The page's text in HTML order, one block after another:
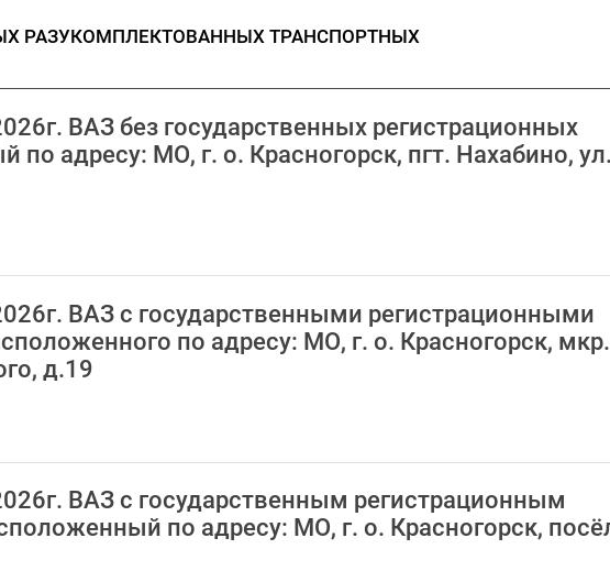
РАЗУКОМПЛЕКТОВАННЫХ ТРАНСПОРТНЫХ
ВАЗ без государственных регистрационных
по адресу: МО, г. о. Красногорск, пгт. Нахабино,
ВАЗ с государственными регистрационными
по адресу: МО, г. о. Красногорск, мкр.
д.19
ВАЗ с государственным регистрационным
по адресу: МО, г. о. Красногорск,